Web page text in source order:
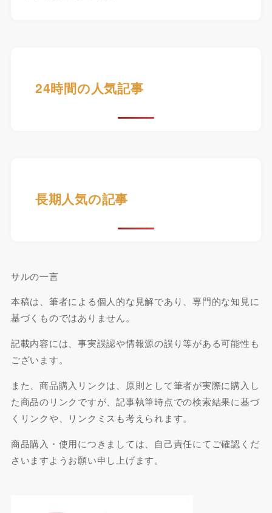
24時間の人気記事
長期人気の記事
サルの一言
本稿は、筆者による個人的な見解であり、専門的な知見に
基づくものではありません。
記載内容には、事実誤認や情報源の誤り等がある可能性も
ございます。
また、商品購入リンクは、原則として筆者が実際に購入し
た商品のリンクですが、記事執筆時点での検索結果に基づ
くリンクや、リンクミスも考えられます。
商品購入・使用につきましては、自己責任にてご確認くだ
さいますようお願い申し上げます。